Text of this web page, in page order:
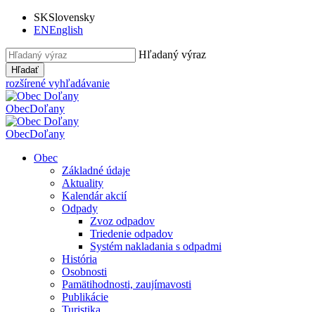
SKSlovensky
ENEnglish
Hľadaný výraz
Hľadať
rozšírené vyhľadávanie
ObecDoľany
ObecDoľany
Obec
Základné údaje
Aktuality
Kalendár akcií
Odpady
Zvoz odpadov
Triedenie odpadov
Systém nakladania s odpadmi
História
Osobnosti
Pamätihodnosti, zaujímavosti
Publikácie
Turistika